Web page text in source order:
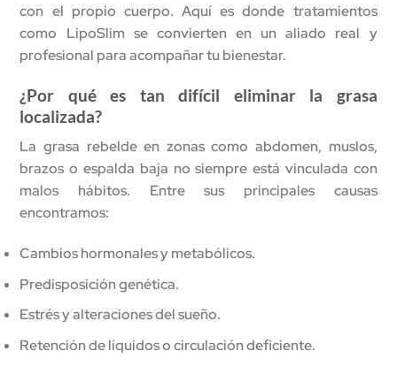
con el propio cuerpo. Aquí es donde tratamientos
como LipoSlim se convierten en un aliado real y
profesional para acompañar tu bienestar.
¿Por qué es tan difícil eliminar la grasa
localizada?
La grasa rebelde en zonas como abdomen, muslos,
brazos o espalda baja no siempre está vinculada con
malos hábitos. Entre sus principales causas
encontramos:
Cambios hormonales y metabólicos.
Predisposición genética.
Estrés y alteraciones del sueño.
Retención de líquidos o circulación deficiente.